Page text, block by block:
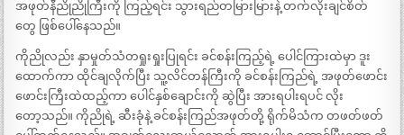
အဖုတ်နီညိုညိုကြီးကို ကြည့်ရင်း သွားရည်တမြားမြားနဲ့ တက်လိုးချင်စိတ်
တွေ ဖြစ်ပေါ်နေသည်။
ကိုညိုလည်း နှာမှုတ်သံတရှုးရှုးပြုရင်း ခင်စန်းကြည့်ရဲ့ ပေါင်ကြားထဲမှာ ဒူး
ထောက်ကာ ထိုင်ချလိုက်ပြီး သူ့လိင်တန်ကြီးကို ခင်စန်းကြည်ရဲ့ အဖုတ်ဖောင်း
ဖောင်းကြီးထဲထည့်ကာ ပေါင်နှစ်ချောင်းကို ဆွဲပြီး အားရပါးရပင် လိုး
တော့သည်။ ကိုညိုရဲ့ ဆီးခုံနဲ့ ခင်စန်းကြည်အဖုတ်တို့ ရိုက်မိသံက တဖတ်ဖတ်